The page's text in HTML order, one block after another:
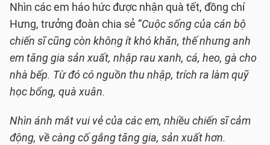
Nhìn các em háo hức được nhận quà tết, đồng chí
Hưng, trưởng đoàn chia sẻ “Cuộc sống của cán bộ
chiến sĩ cũng còn không ít khó khăn, thế nhưng anh
em tăng gia sản xuất, nhập rau xanh, cá, heo, gà cho
nhà bếp. Từ đó có nguồn thu nhập, trích ra làm quỹ
học bổng, quà xuân.
Nhìn ánh mắt vui vẻ của các em, nhiều chiến sĩ cảm
động, về càng cố gắng tăng gia, sản xuất hơn.